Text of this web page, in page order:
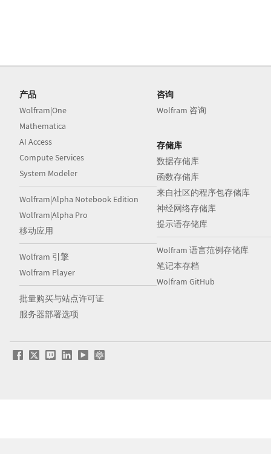
产品
Wolfram|One
Mathematica
AI Access
Compute Services
System Modeler
Wolfram|Alpha Notebook Edition
Wolfram|Alpha Pro
移动应用
Wolfram 引擎
Wolfram Player
批量购买与站点许可证
服务器部署选项
咨询
Wolfram 咨询
存储库
数据存储库
函数存储库
来自社区的程序包存储库
神经网络存储库
提示语存储库
Wolfram 语言范例存储库
笔记本存档
Wolfram GitHub